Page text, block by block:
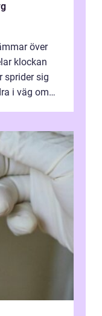
över
klockan
sprider sig
i väg om